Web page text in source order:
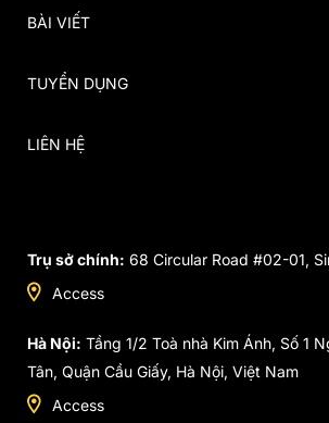
BÀI VIẾT
TUYỂN DỤNG
LIÊN HỆ
Trụ sở chính: 68 Circular Road #02-01,
Access
Hà Nội: Tầng 1/2 Toà nhà Kim Ánh, Số 1
Tân, Quận Cầu Giấy, Hà Nội, Việt Nam
Access